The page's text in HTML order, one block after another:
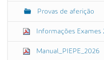
Provas de aferição
Informações Exames
Manual_PIEPE_2026